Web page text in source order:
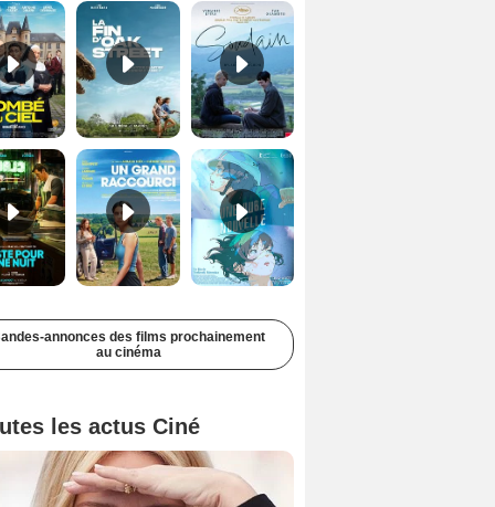
Juste pour une nuit Bande-annonce VO STFR Un grand raccourci Bande-annonce VF Une aube nouvelle Bande-annonce VO STFR
annonces des films prochainement
au cinéma
les actus Ciné